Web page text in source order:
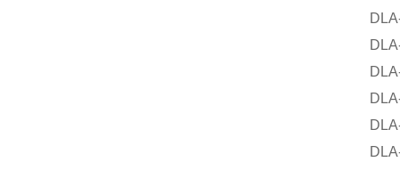
DLA-
DLA-
DLA-
DLA-
DLA-
DLA-